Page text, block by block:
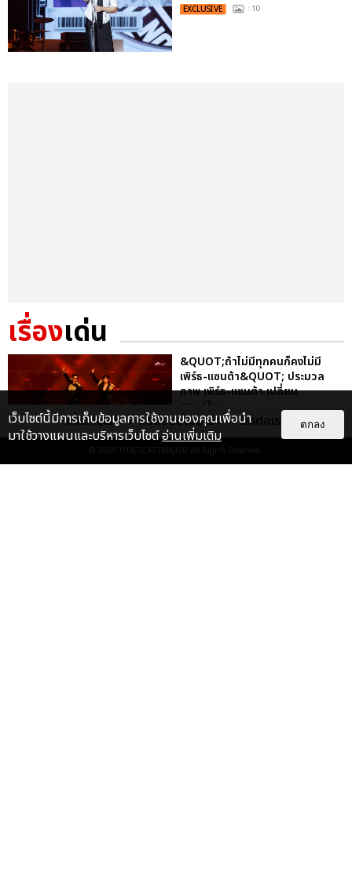
EXCLUSIVE : 10
เรื่องเด่น
&QUOT;ถ้าไม่มีทุกคนก็คงไม่มี
เพิร์ธ-แซนต้า&QUOT; ประมวล
ภาพ เพิร์ธ-แซนต้า เปลี่ยน
ฮอลล์ให...
EXCLUSIVE : 34
เกี่ยวกับเรา ติดต่อลงโฆษณา ติดต่อเรา
© 2026 THAITICKETMAJOR All Rights Reserved.
เว็บไซต์นี้มีการเก็บข้อมูลการใช้งานของคุณเพื่อนำ
มาใช้วางแผนและบริหารเว็บไซต์อ่านเพิ่มเติม
ตกลง